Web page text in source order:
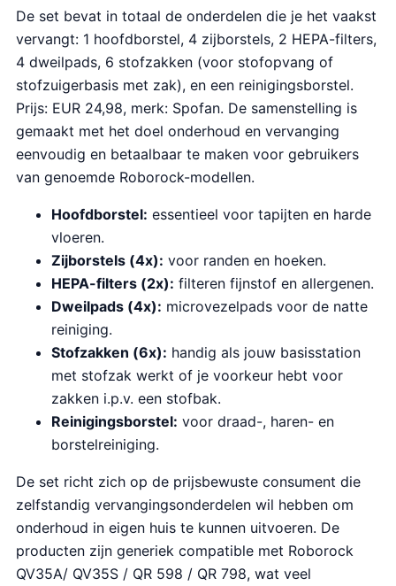
De set bevat in totaal de onderdelen die je het vaakst
vervangt: 1 hoofdborstel, 4 zijborstels, 2 HEPA-filters,
4 dweilpads, 6 stofzakken (voor stofopvang of
stofzuigerbasis met zak), en een reinigingsborstel.
Prijs: EUR 24,98, merk: Spofan. De samenstelling is
gemaakt met het doel onderhoud en vervanging
eenvoudig en betaalbaar te maken voor gebruikers
van genoemde Roborock-modellen.
Hoofdborstel: essentieel voor tapijten en harde
vloeren.
Zijborstels (4x): voor randen en hoeken.
HEPA-filters (2x): filteren fijnstof en allergenen.
Dweilpads (4x): microvezelpads voor de natte
reiniging.
Stofzakken (6x): handig als jouw basisstation
met stofzak werkt of je voorkeur hebt voor
zakken i.p.v. een stofbak.
Reinigingsborstel: voor draad-, haren- en
borstelreiniging.
De set richt zich op de prijsbewuste consument die
zelfstandig vervangingsonderdelen wil hebben om
onderhoud in eigen huis te kunnen uitvoeren. De
producten zijn generiek compatible met Roborock
QV35A/ QV35S / QR 598 / QR 798, wat veel